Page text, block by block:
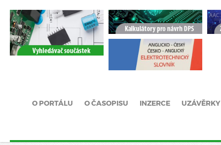
O PORTÁLU O ČASOPISU INZERCE UZÁVĚRKY